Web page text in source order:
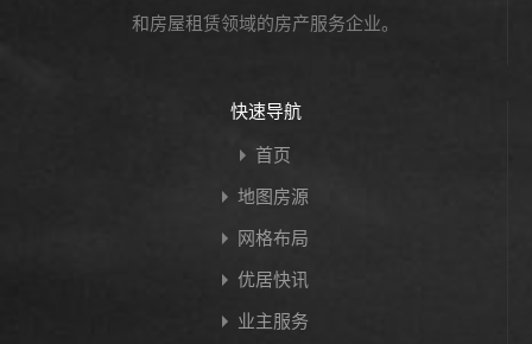
和房屋租赁领域的房产服务企业。
快速导航
首页
地图房源
网格布局
优居快讯
业主服务